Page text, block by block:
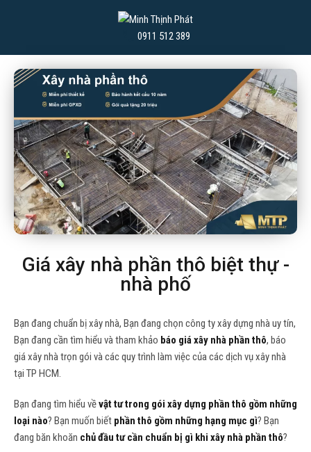
0911 512 389
Giá xây nhà phần thô biệt thự -
nhà phố
Bạn đang chuẩn bị xây nhà, Bạn đang chọn công ty xây dựng nhà uy tín,
Bạn đang cần tìm hiểu và tham khảo báo giá xây nhà phần thô, báo
giá xây nhà trọn gói và các quy trình làm việc của các dịch vụ xây nhà
tại TP HCM.
Bạn đang tìm hiểu vềvật tư trong gói xây dựng phần thô gồm những
loại nào? Bạn muốn biết phần thô gồm những hạng mục gì? Bạn
đang băn khoăn chủ đầu tư cần chuẩn bị gì khi xây nhà phần thô?